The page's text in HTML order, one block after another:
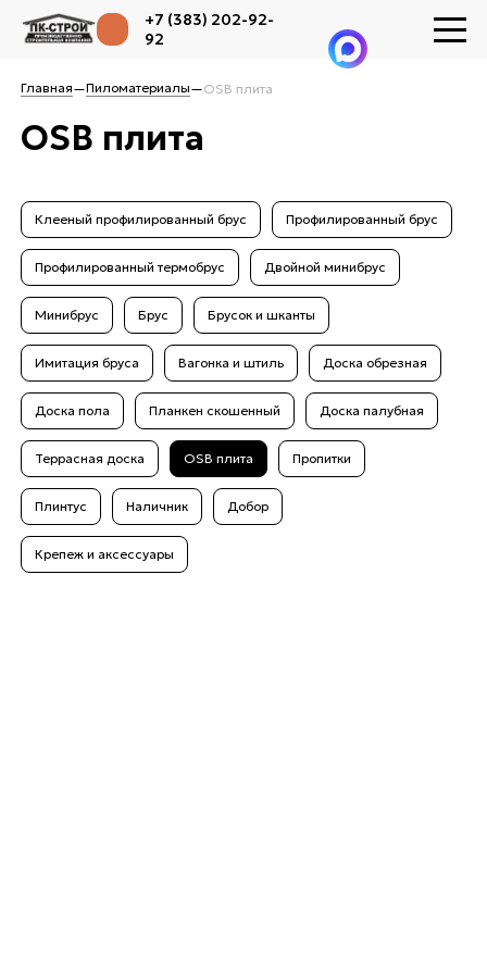
+7 (383) 202-92-
92
Главная—Пиломатериалы—OSB плита
OSB плита
Клееный профилированный брус Профилированный брус
Профилированный термобрус Двойной минибрус
Минибрус Брус Брусок и шканты
Имитация бруса Вагонка и штиль Доска обрезная
Доска пола Планкен скошенный Доска палубная
Террасная доска OSB плита Пропитки
Плинтус Наличник Добор
Крепеж и аксессуары